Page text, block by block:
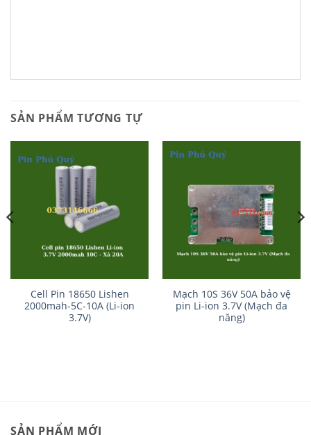
SẢN PHẨM TƯƠNG TỰ
Cell Pin 18650 Lishen
2000mah-5C-10A (Li-ion
3.7V)
Mạch 10S 36V 50A bảo vệ
pin Li-ion 3.7V (Mạch đa
năng)
SẢN PHẨM MỚI